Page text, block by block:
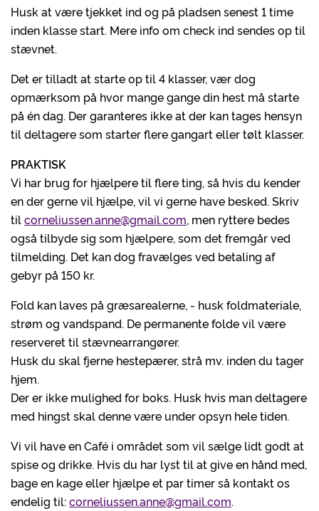
Husk at være tjekket ind og på pladsen senest 1 time
inden klasse start. Mere info om check ind sendes op til
stævnet.
Det er tilladt at starte op til 4 klasser, vær dog
opmærksom på hvor mange gange din hest må starte
på én dag. Der garanteres ikke at der kan tages hensyn
til deltagere som starter flere gangart eller tølt klasser.
PRAKTISK
Vi har brug for hjælpere til flere ting, så hvis du kender
en der gerne vil hjælpe, vil vi gerne have besked. Skriv
tilcorneliussen.anne@gmail.com, men ryttere bedes
også tilbyde sig som hjælpere, som det fremgår ved
tilmelding. Det kan dog fravælges ved betaling af
gebyr på 150 kr.
Fold kan laves på græsarealerne, - husk foldmateriale,
strøm og vandspand. De permanente folde vil være
reserveret til stævnearrangører.
Husk du skal fjerne hestepærer, strå mv. inden du tager
hjem.
Der er ikke mulighed for boks. Husk hvis man deltagere
med hingst skal denne være under opsyn hele tiden.
Vi vil have en Café i området som vil sælge lidt godt at
spise og drikke. Hvis du har lyst til at give en hånd med,
bage en kage eller hjælpe et par timer så kontakt os
endelig til:corneliussen.anne@gmail.com.